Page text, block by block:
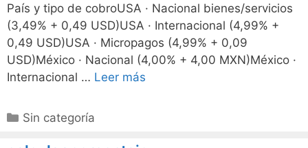
País y tipo de cobroUSA · Nacional bienes/servicios
(3,49% + 0,49 USD)USA · Internacional (4,99% +
0,49 USD)USA · Micropagos (4,99% + 0,09
USD)México · Nacional (4,00% + 4,00 MXN)México ·
Internacional … Leer más
Categorías
Sin categoría